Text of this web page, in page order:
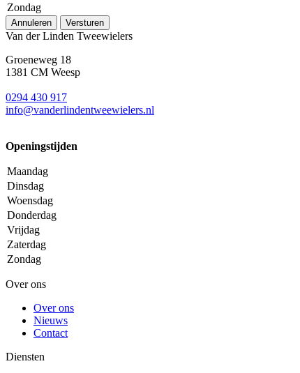
Zondag
Annuleren Versturen
Van der Linden Tweewielers
Groeneweg 18
1381 CM Weesp
0294 430 917
info@vanderlindentweewielers.nl
Openingstijden
Maandag
Dinsdag
Woensdag
Donderdag
Vrijdag
Zaterdag
Zondag
Over ons
Over ons
Nieuws
Contact
Diensten